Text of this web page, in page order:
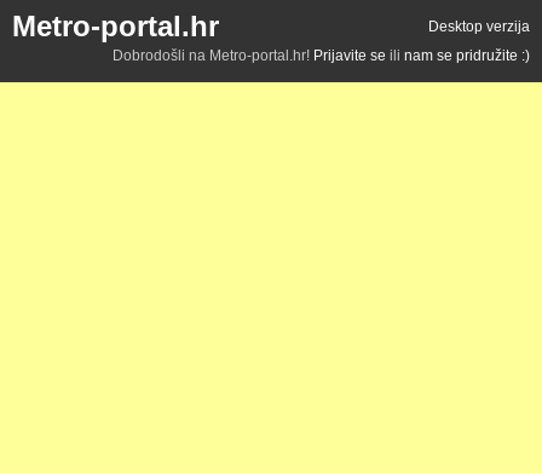
Metro-portal.hr
Desktop verzija
Dobrodošli na Metro-portal.hr! Prijavite se ili nam se pridružite :)